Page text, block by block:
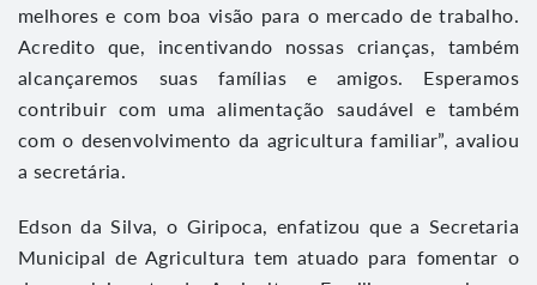
melhores e com boa visão para o mercado de trabalho.
Acredito que, incentivando nossas crianças, também
alcançaremos suas famílias e amigos. Esperamos
contribuir com uma alimentação saudável e também
com o desenvolvimento da agricultura familiar”, avaliou
a secretária.
Edson da Silva, o Giripoca, enfatizou que a Secretaria
Municipal de Agricultura tem atuado para fomentar o